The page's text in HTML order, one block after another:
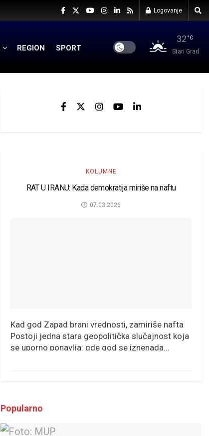
Logovanje
REGION SPORT
32 °C
Stari Grad
KOLUMNE
RAT U IRANU: Kada demokratija miriše na naftu
07.03.2026
Kad god Zapad brani vrednosti, zamiriše nafta
Postoji jedna stara geopolitička slučajnost koja
se uporno ponavlja: gde god se iznenada...
Popularno